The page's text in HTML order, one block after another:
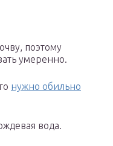
поэтому
умеренно.
нужно обильно
вода.